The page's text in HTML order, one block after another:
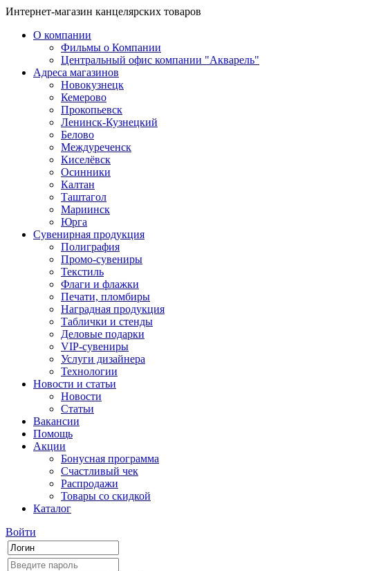
Интернет-магазин канцелярских товаров
О компании
Фильмы о Компании
Центральный офис компании "Акварель"
Адреса магазинов
Новокузнецк
Кемерово
Прокопьевск
Ленинск-Кузнецкий
Белово
Междуреченск
Киселёвск
Осинники
Калтан
Таштагол
Мариинск
Юрга
Сувенирная продукция
Полиграфия
Промо-сувениры
Текстиль
Флаги и флажки
Печати, пломбиры
Наградная продукция
Таблички и стенды
Деловые подарки
VIP-сувениры
Услуги дизайнера
Технологии
Новости и статьи
Новости
Статьи
Вакансии
Помощь
Акции
Бонусная программа
Счастливый чек
Распродажи
Товары со скидкой
Каталог
Войти